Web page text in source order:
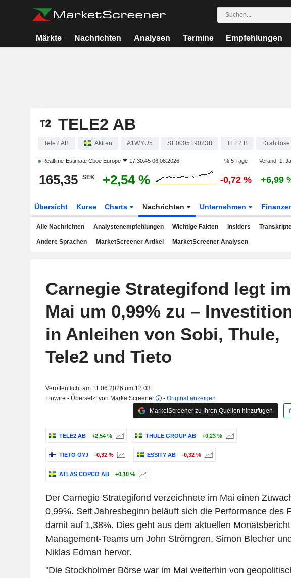
Märkte Nachrichten Analysen Termine Empfehlungen
TELE2 AB
Tele2 AB Aktien A1WYU5 SE0005190238 TEL2 B
Realtime-Estimate Cboe Europe 17:30:45 06.08.2026 % 5 Tage Veränd. 1.
165,35 SEK +2,54 % -0,72 % +6,99
Übersicht Kurse Charts Nachrichten Unternehmen
Alle Nachrichten Analystenempfehlungen Wichtige Fakten Insiders
Andere Sprachen MarketScreener Artikel MarketScreener Analysen
Carnegie Strategifond legt im
Mai um 0,99% zu –
in Anleihen von Sobi, Thule,
Tele2 und Tieto
Veröffentlicht am 11.06.2026 um 12:03
Finwire - Übersetzt von MarketScreener
- Original anzeigen
MarketScreener zu Ihren Quellen hinzufügen
TELE2 AB +2,54 % THULE GROUP AB +0,23 %
TIETO OYJ -0,32 % ESSITY AB -0,32 %
ATLAS COPCO AB +0,10 %
Der Carnegie Strategifond verzeichnete im Mai einen
0,99%. Seit Jahresbeginn beläuft sich die Performance des
damit auf 1,38%. Dies geht aus dem aktuellen
Management-Teams um John Strömgren, Simon Blecher und
Niklas Edman hervor.
"Die Stockholmer Börse war im Mai weiterhin von